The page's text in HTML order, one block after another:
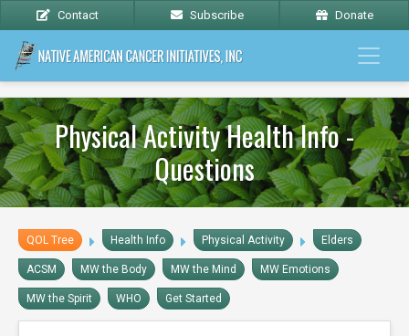
Contact Subscribe Donate
Physical Activity Health Info -
Questions
QOL Tree Health Info Physical Activity Elders
ACSM MW the Body MW the Mind MW Emotions
MW the Spirit WHO Get Started